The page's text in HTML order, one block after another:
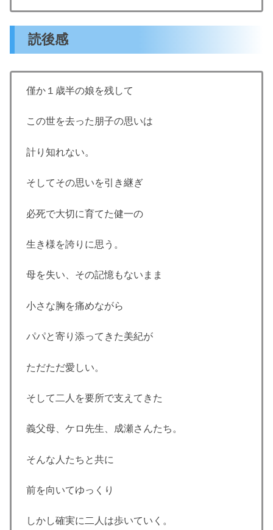
読後感
僅か１歳半の娘を残して
この世を去った朋子の思いは
計り知れない。
そしてその思いを引き継ぎ
必死で大切に育てた健一の
生き様を誇りに思う。
母を失い、その記憶もないまま
小さな胸を痛めながら
パパと寄り添ってきた美紀が
ただただ愛しい。
そして二人を要所で支えてきた
義父母、ケロ先生、成瀬さんたち。
そんな人たちと共に
前を向いてゆっくり
しかし確実に二人は歩いていく。